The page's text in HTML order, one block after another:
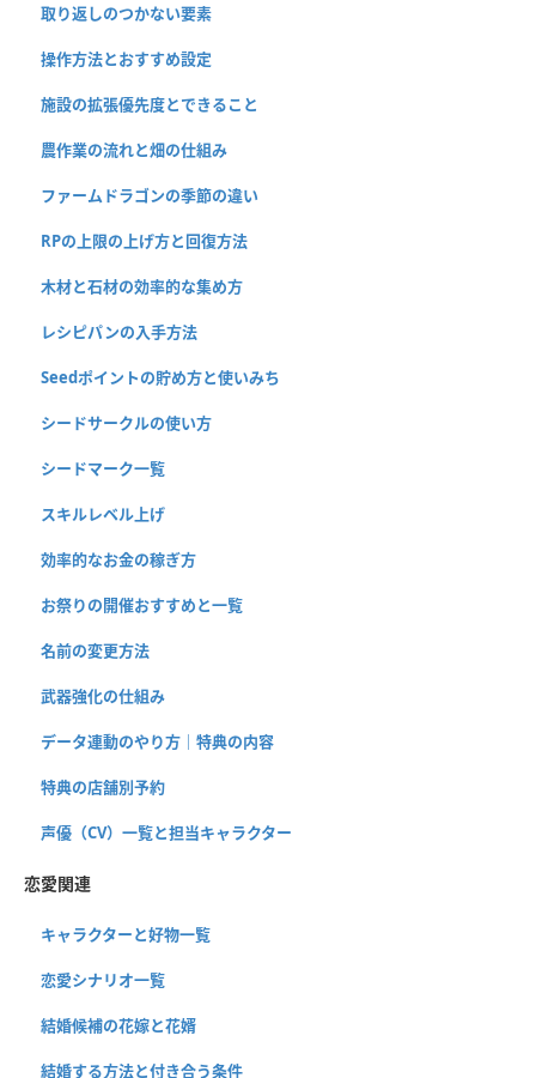
取り返しのつかない要素
操作方法とおすすめ設定
施設の拡張優先度とできること
農作業の流れと畑の仕組み
ファームドラゴンの季節の違い
RPの上限の上げ方と回復方法
木材と石材の効率的な集め方
レシピパンの入手方法
Seedポイントの貯め方と使いみち
シードサークルの使い方
シードマーク一覧
スキルレベル上げ
効率的なお金の稼ぎ方
お祭りの開催おすすめと一覧
名前の変更方法
武器強化の仕組み
データ連動のやり方｜特典の内容
特典の店舗別予約
声優（CV）一覧と担当キャラクター
恋愛関連
キャラクターと好物一覧
恋愛シナリオ一覧
結婚候補の花嫁と花婿
結婚する方法と付き合う条件